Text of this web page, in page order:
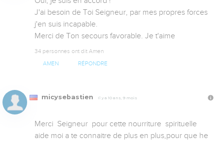
J'ai besoin de Toi Seigneur, par mes propres forces
j'en suis incapable.
Merci de Ton secours favorable. Je t'aime
34 personnes ont dit Amen
AMEN RÉPONDRE
micysebastien Il y a 10 ans, 9 mois
Merci  Seigneur  pour cette nourriture  spirituelle
aide moi a te connaitre de plus en plus,pour que he